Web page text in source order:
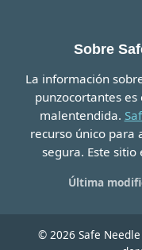
Sobre
La información
punzocortantes
malentendida.
recurso único para
segura. Este sitio
Última
© 2026 Safe